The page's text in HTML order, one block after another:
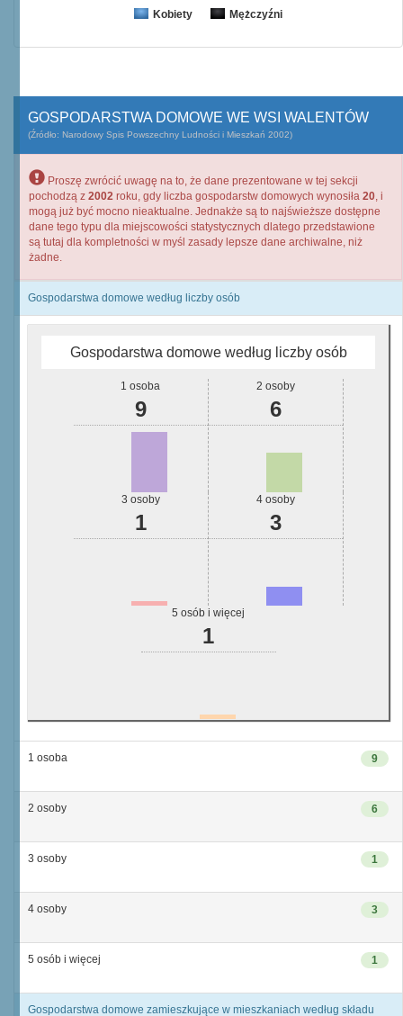
Kobiety Mężczyźni
GOSPODARSTWA DOMOWE WE WSI WALENTÓW
(Źródło: Narodowy Spis Powszechny Ludności i Mieszkań 2002)
Proszę zwrócić uwagę na to, że dane prezentowane w tej sekcji
pochodzą z 2002 roku, gdy liczba gospodarstw domowych wynosiła 20, i
mogą już być mocno nieaktualne. Jednakże są to najświeższe dostępne
dane tego typu dla miejscowości statystycznych dlatego przedstawione
są tutaj dla kompletności w myśl zasady lepsze dane archiwalne, niż
żadne.
Gospodarstwa domowe według liczby osób
Gospodarstwa domowe według liczby osób
1 osoba
9
2 osoby
6
3 osoby
1
4 osoby
3
5 osób i więcej
1
9
1 osoba
6
2 osoby
1
3 osoby
3
4 osoby
1
5 osób i więcej
Gospodarstwa domowe zamieszkujące w mieszkaniach według składu